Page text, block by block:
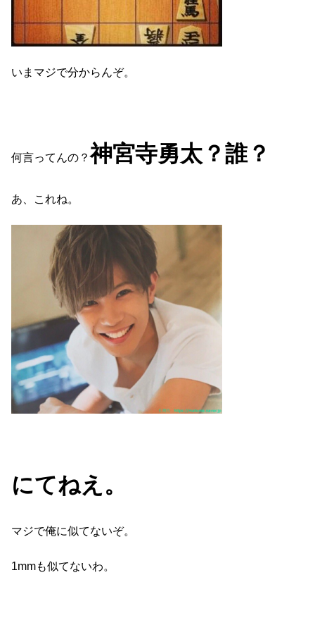
いまマジで分からんぞ。
何言ってんの？神宮寺勇太？誰？
あ、これね。
にてねえ。
マジで俺に似てないぞ。
1mmも似てないわ。